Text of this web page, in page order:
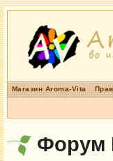
Магазин Aroma-Vita
Форум